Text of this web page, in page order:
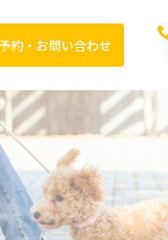
約・お問い合わせ